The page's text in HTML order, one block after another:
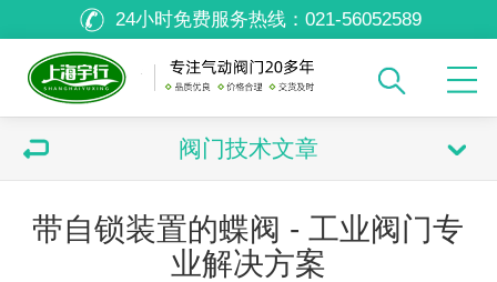
24小时免费服务热线： 021-56052589
阀门技术文章
带自锁装置的蝶阀 - 工业阀门专
业解决方案